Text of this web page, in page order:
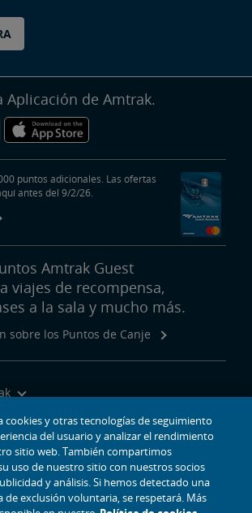
Aplicación de Amtrak.
puntos adicionales. Las ofertas
antes del 9/2/26.
Amtrak Guest
viajes de recompensa,
a la sala y mucho más.
sobre los Puntos de Canje
Sitio
cookies y otras tecnologías de seguimiento
del usuario y analizar el rendimiento
sitio web. También compartimos
uso de nuestro sitio con nuestros socios
y análisis. Si hemos detectado una
de exclusión voluntaria, se respetará. Más